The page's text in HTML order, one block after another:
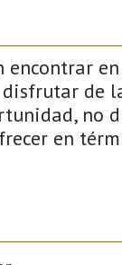
en
de
no
en